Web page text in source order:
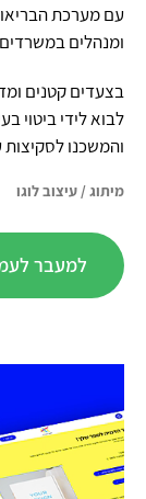
עם מערכת
ומנהלים במשרדים
בצעדים קטנים
לבוא לידי ביטוי
והמשכנו
מיתוג/עיצוב לוגו
למעבר